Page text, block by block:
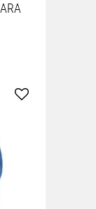
Lägg till i